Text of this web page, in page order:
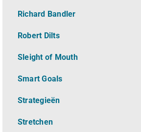
Richard Bandler
Robert Dilts
Sleight of Mouth
Smart Goals
Strategieën
Stretchen